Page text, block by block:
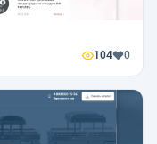
104 0